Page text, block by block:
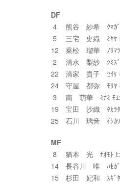
DF
4 熊谷 紗希 ｸﾏｶﾞｲ
5 三宅 史織 ﾐﾔｹ ｼｵ
12 乗松 瑠華 ﾉﾘﾏﾂ ﾙ
2 清水 梨紗 ｼﾐｽﾞ ﾘ
22 清家 貴子 ｾｲｹ ｷｺ
24 守屋 都弥 ﾓﾘﾔ ﾐﾔ
3 南 萌華 ﾐﾅﾐ ﾓｴｶ
19 宝田 沙織 ﾀｶﾗﾀﾞ
25 石川 璃音 ｲｼｶﾜ ﾘ
MF
8 猶本 光 ﾅｵﾓﾄ ﾋｶﾙ
14 長谷川 唯 ﾊｾｶﾞﾜ
15 杉田 妃和 ｽｷﾞﾀ ﾋ